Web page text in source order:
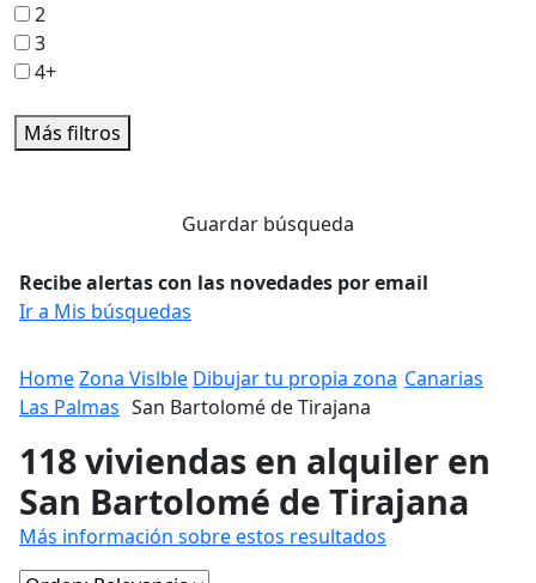
2
3
4+
Más filtros
Guardar búsqueda
Recibe alertas con las novedades por email
Ir a Mis búsquedas
HomeZona Vislble Dibujar tu propia zona Canarias
Las Palmas San Bartolomé de Tirajana
118 viviendas en alquiler en
San Bartolomé de Tirajana
Más información sobre estos resultados